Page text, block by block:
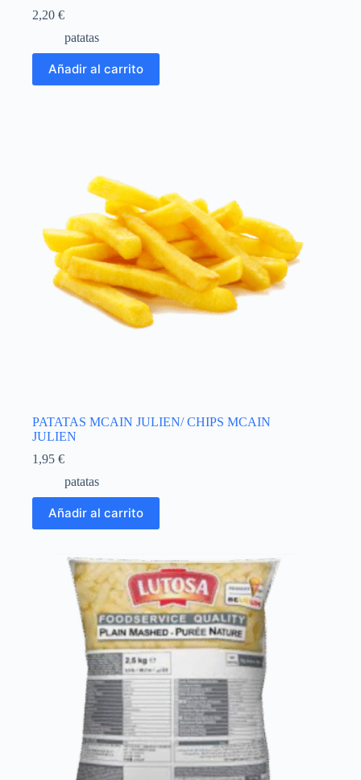
2,20 €
patatas
Añadir al carrito
PATATAS MCAIN JULIEN/ CHIPS MCAIN
JULIEN
1,95 €
patatas
Añadir al carrito